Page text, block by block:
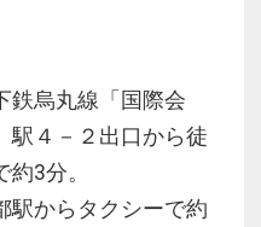
鉄烏丸線「国際会
駅４－２出口から徒
約3分。
駅からタクシーで約